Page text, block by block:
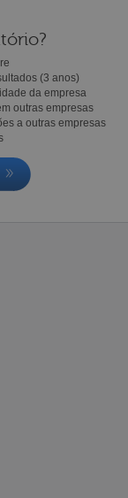
(3 anos)
da empresa
outras empresas
a outras empresas